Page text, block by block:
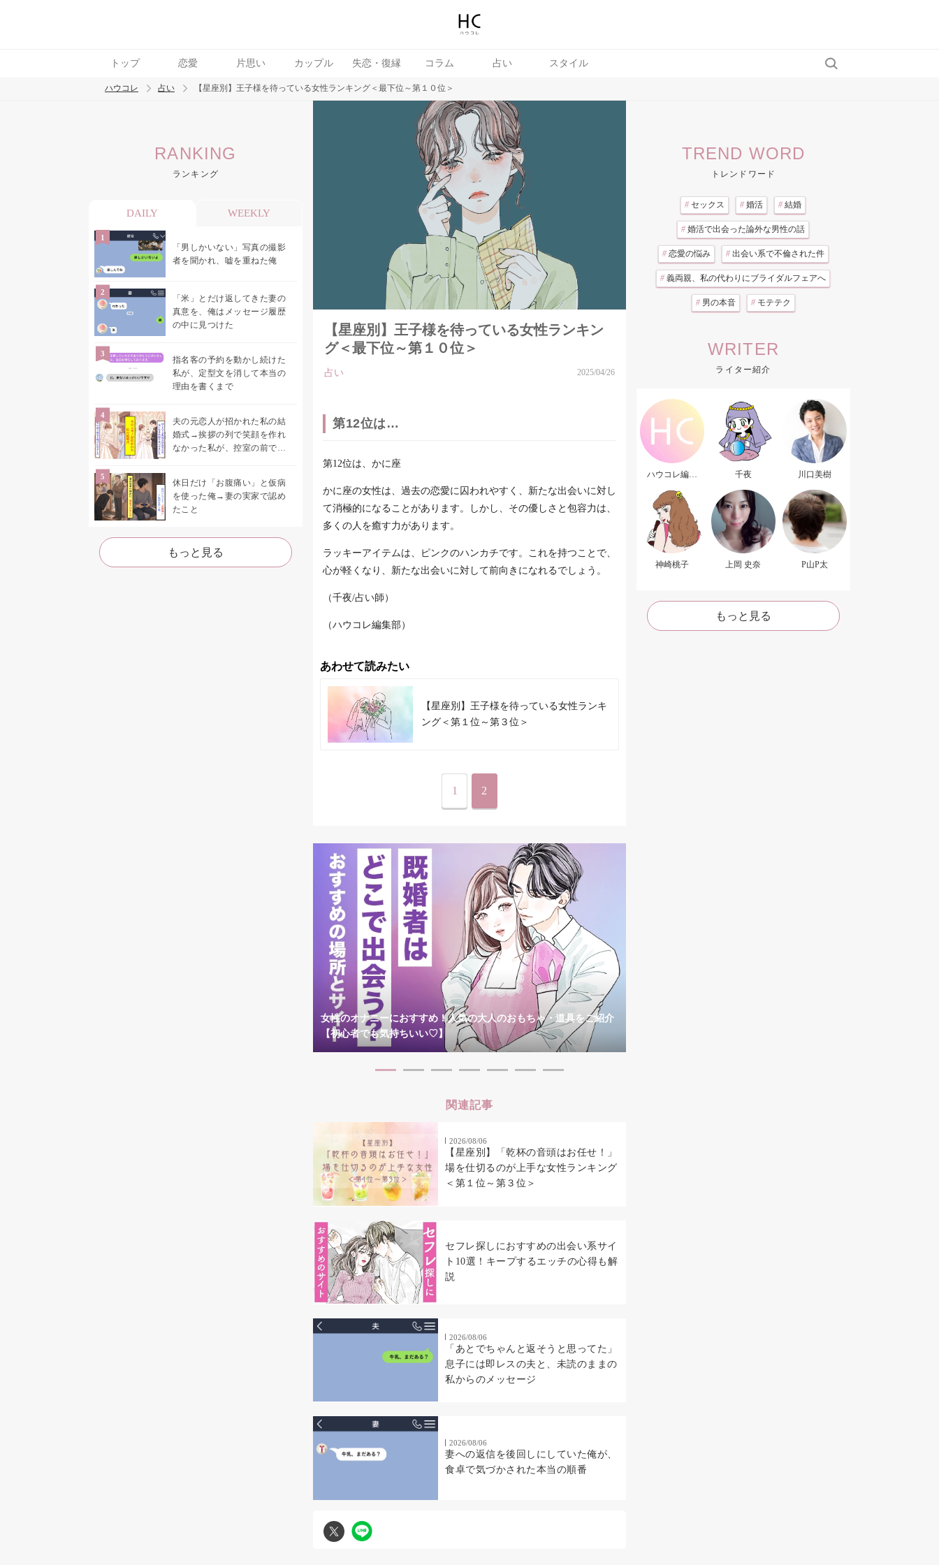
トップ 恋愛 片思い カップル 失恋・復縁 コラム 占い スタイル
トレンド ワード
ハウコレ 占い 【星座別】王子様を待っている女性ランキング＜最下位～第１０位＞
RANKING
ランキング
DAILY WEEKLY
「男しかいない」写真の撮影
者を聞かれ、嘘を重ねた俺
「米」とだけ返してきた妻の
真意を、俺はメッセージ履歴
の中に見つけた
指名客の予約を動かし続けた
私が、定型文を消して本当の
理由を書くまで
夫の元恋人が招かれた私の結
婚式→挨拶の列で笑顔を作れ
なかった私が、控室の前で彼
休日だけ「お腹痛い」と仮病
を使った俺→妻の実家で認め
たこと
もっと見る
【星座別】王子様を待っている女性ランキン
グ＜最下位～第１０位＞
占い 2025/04/26
第12位は…
第12位は、かに座
かに座の女性は、過去の恋愛に囚われやすく、新たな出会いに対し
て消極的になることがあります。しかし、その優しさと包容力は、
多くの人を癒す力があります。
ラッキーアイテムは、ピンクのハンカチです。これを持つことで、
心が軽くなり、新たな出会いに対して前向きになれるでしょう。
（千夜/占い師）
（ハウコレ編集部）
あわせて読みたい
【星座別】王子様を待っている女性ランキ
ング＜第１位～第３位＞
1 2
女性のオナニーにおすすめ！人気の大人のおもちゃ・道具をご紹介
【初心者でも気持ちいい♡】
関連記事
2026/08/06
【星座別】「乾杯の音頭はお任せ！」
場を仕切るのが上手な女性ランキング
＜第１位～第３位＞
セフレ探しにおすすめの出会い系サイ
ト10選！キープするエッチの心得も解
説
2026/08/06
「あとでちゃんと返そうと思ってた」
息子には即レスの夫と、未読のままの
私からのメッセージ
2026/08/06
妻への返信を後回しにしていた俺が、
食卓で気づかされた本当の順番
TREND WORD
トレンドワード
# セックス # 婚活 # 結婚
# 婚活で出会った論外な男性の話
# 恋愛の悩み # 出会い系で不倫された件
# 義両親、私の代わりにブライダルフェアへ
# 男の本音 # モテテク
WRITER
ライター紹介
ハウコレ編集
千夜 川口美樹
神崎桃子 上岡 史奈 P山P太
もっと見る